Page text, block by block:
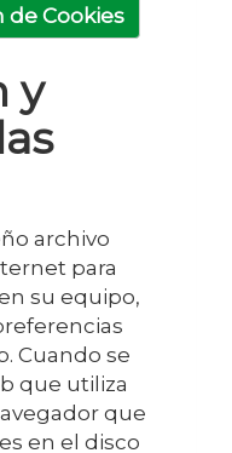
de Cookies
y
archivo
para
su equipo,
Cuando se
que utiliza
que
en el disco